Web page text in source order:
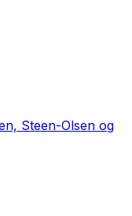
Steen-Olsen og